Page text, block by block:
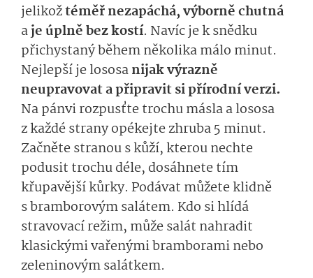
jelikožtéměř nezapáchá, výborně chutná
aje úplně bez kostí. Navíc je k snědku
přichystaný během několika málo minut.
Nejlepší je lososanijak výrazně
neupravovat a připravit si přírodní verzi.
Na pánvi rozpusťte trochu másla a lososa
z každé strany opékejte zhruba 5 minut.
Začněte stranou s kůží, kterou nechte
podusit trochu déle, dosáhnete tím
křupavější kůrky. Podávat můžete klidně
s bramborovým salátem. Kdo si hlídá
stravovací režim, může salát nahradit
klasickými vařenými bramborami nebo
zeleninovým salátkem.